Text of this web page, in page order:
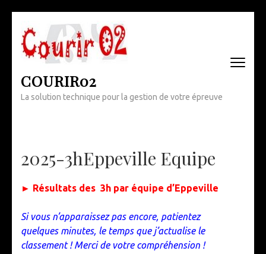
contenu
(Pressez
Entrée)
COURIR02
La solution technique pour la gestion de votre épreuve
2025-3hEppeville Equipe
► Résultats des 3h par équipe d’Eppeville
Si vous n’apparaissez pas encore, patientez
quelques minutes, le temps que j’actualise le
classement ! Merci de votre compréhension !